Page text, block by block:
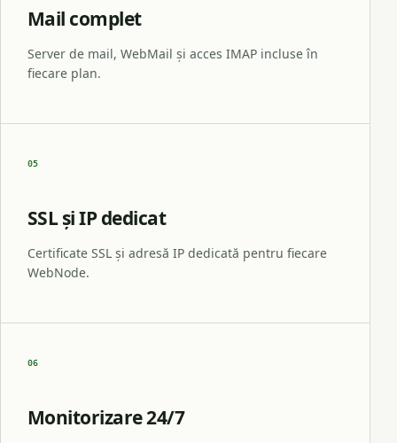
Mail complet
Server de mail, WebMail și acces IMAP incluse în
fiecare plan.
05
SSL și IP dedicat
Certificate SSL și adresă IP dedicată pentru fiecare
WebNode.
06
Monitorizare 24/7